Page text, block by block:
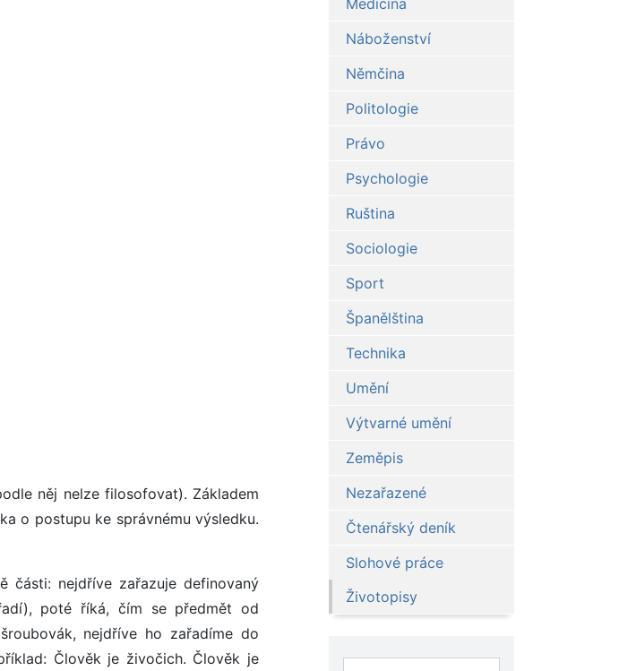
něj nelze filosofovat). Základem
o postupu ke správnému výsledku.
části: nejdříve zařazuje definovaný
poté říká, čím se předmět od
nejdříve ho zařadíme do
Člověk je živočich. Člověk je
Medicína
Náboženství
Němčina
Politologie
Právo
Psychologie
Ruština
Sociologie
Sport
Španělština
Technika
Umění
Výtvarné umění
Zeměpis
Nezařazené
Čtenářský deník
Slohové práce
Životopisy